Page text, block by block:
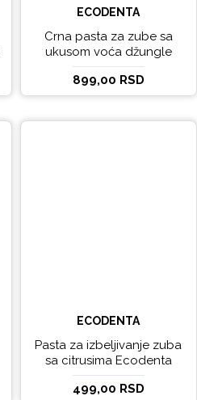
ECODENTA
Crna pasta za zube sa
ukusom voća džungle
Ecodenta 75 ml
899,00 RSD
ECODENTA
Pasta za izbeljivanje zuba
sa citrusima Ecodenta
EXPERT LINE EXCEPTIONAL
WHITENING 100ml
499,00 RSD